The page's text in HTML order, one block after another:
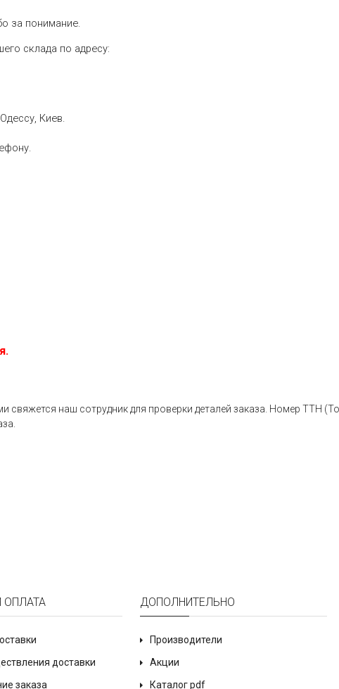
за понимание.
склада по адресу:
Киев.
свяжется наш сотрудник для проверки деталей заказа. Номер ТТН
ОПЛАТА
доставки
заказа
ДОПОЛНИТЕЛЬНО
Производители
Акции
Каталог pdf